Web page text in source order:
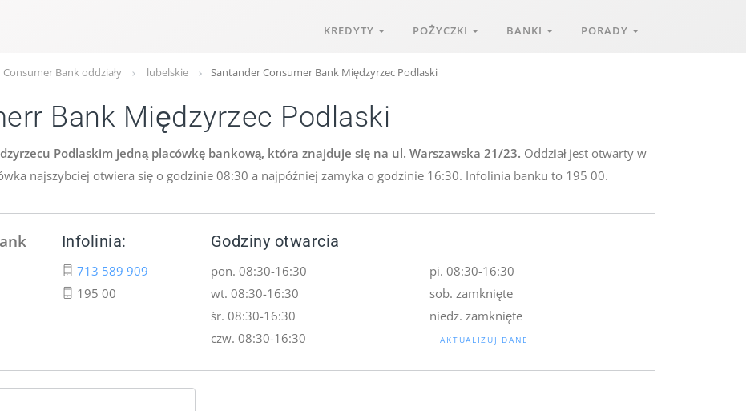
KREDYTY POŻYCZKI BANKI PORADY
Bank oddziały lubelskie Santander Consumer Bank Międzyrzec Podlaski
Bank Międzyrzec Podlaski
Podlaskim jedną placówkę bankową, która znajduje się na ul. Warszawska 21/23. Oddział jest otwarty w
najszybciej otwiera się o godzinie 08:30 a najpóźniej zamyka o godzinie 16:30. Infolinia banku to 195 00.
Infolinia:
713 589 909
195 00
Godziny otwarcia
pon. 08:30-16:30
wt. 08:30-16:30
śr. 08:30-16:30
czw. 08:30-16:30
pi. 08:30-16:30
sob. zamknięte
niedz. zamknięte
AKTUALIZUJ DANE